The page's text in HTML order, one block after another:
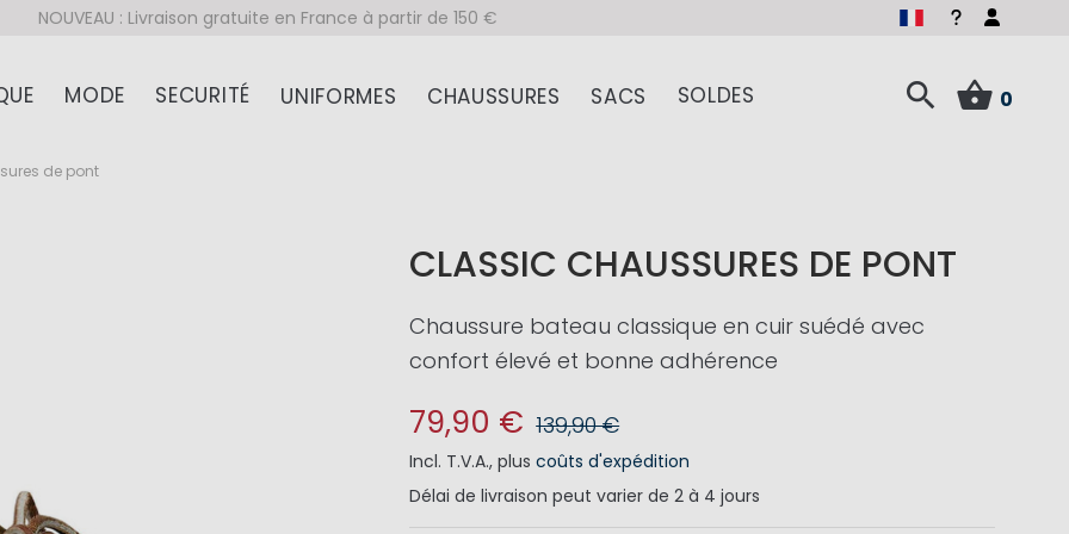
NOUVEAU : Livraison gratuite en France à partir de 150 €
MODE SECURITÉ UNIFORMES CHAUSSURES SACS SOLDES 0
de pont
CLASSIC CHAUSSURES DE PONT
Chaussure bateau classique en cuir suédé avec
confort élevé et bonne adhérence
79,90 € 139,90 €
Incl. T.V.A.,pluscoûts d'expédition
Délai de livraison peut varier de 2 à 4 jours